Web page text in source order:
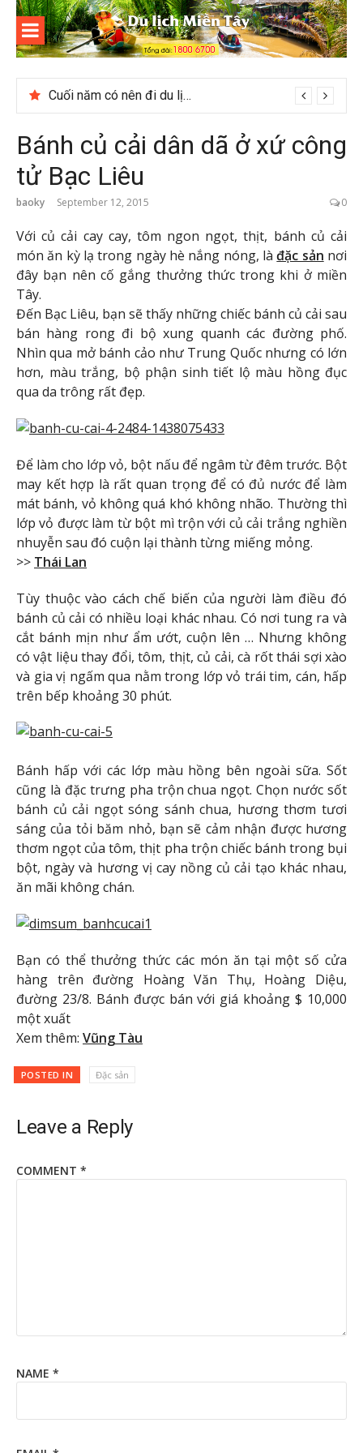
Skip
content
Du lịch
Miền Tây
Cuối năm có nên đi du lịch Phú Quốc không?
Bánh củ cải dân dã ở xứ công
tử Bạc Liêu
baoky September 12, 2015 0
Với củ cải cay cay, tôm ngon ngọt, thịt, bánh củ cải
món ăn kỳ lạ trong ngày hè nắng nóng, làđặc sản nơi
đây bạn nên cố gắng thưởng thức trong khi ở miền
Tây.
Đến Bạc Liêu, bạn sẽ thấy những chiếc bánh củ cải sau
bán hàng rong đi bộ xung quanh các đường phố.
Nhìn qua mở bánh cảo như Trung Quốc nhưng có lớn
hơn, màu trắng, bộ phận sinh tiết lộ màu hồng đục
qua da trông rất đẹp.
Để làm cho lớp vỏ, bột nấu để ngâm từ đêm trước. Bột
may kết hợp là rất quan trọng để có đủ nước để làm
mát bánh, vỏ không quá khó không nhão. Thường thì
lớp vỏ được làm từ bột mì trộn với củ cải trắng nghiền
nhuyễn sau đó cuộn lại thành từng miếng mỏng.
>> Thái Lan
Tùy thuộc vào cách chế biến của người làm điều đó
bánh củ cải có nhiều loại khác nhau. Có nơi tung ra và
cắt bánh mịn như ẩm ướt, cuộn lên … Nhưng không
có vật liệu thay đổi, tôm, thịt, củ cải, cà rốt thái sợi xào
và gia vị ngấm qua nằm trong lớp vỏ trái tim, cán, hấp
trên bếp khoảng 30 phút.
Bánh hấp với các lớp màu hồng bên ngoài sữa. Sốt
cũng là đặc trưng pha trộn chua ngọt. Chọn nước sốt
bánh củ cải ngọt sóng sánh chua, hương thơm tươi
sáng của tỏi băm nhỏ, bạn sẽ cảm nhận được hương
thơm ngọt của tôm, thịt pha trộn chiếc bánh trong bụi
bột, ngày và hương vị cay nồng củ cải tạo khác nhau,
ăn mãi không chán.
Bạn có thể thưởng thức các món ăn tại một số cửa
hàng trên đường Hoàng Văn Thụ, Hoàng Diệu,
đường 23/8. Bánh được bán với giá khoảng $ 10,000
một xuất
Xem thêm: Vũng Tàu
POSTED IN Đặc sản
Leave a Reply
COMMENT *
NAME *